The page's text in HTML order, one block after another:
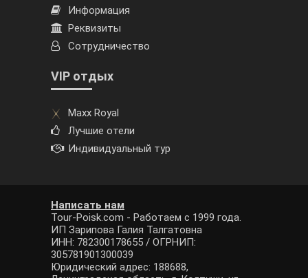
Информация
Реквизиты
Сотрудничество
VIP отдых
Maxx Royal
Лучшие отели
Индивидуальный тур
Написать нам
Tour-Poisk.com - Работаем с 1999 года.
ИП Зарипова Галия Талгатовна
ИНН: 782300178655 / ОГРНИП:
305781901300039
Юридический адрес: 188688,